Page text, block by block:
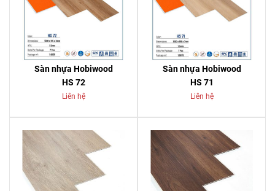
Sàn nhựa Hobiwood
HS 72
Liên hệ
Sàn nhựa Hobiwood
HS 71
Liên hệ